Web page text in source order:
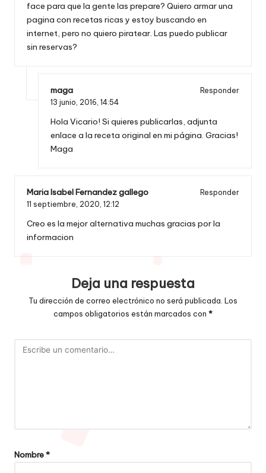
face para que la gente las prepare? Quiero armar una
pagina con recetas ricas y estoy buscando en
internet, pero no quiero piratear. Las puedo publicar
sin reservas?
maga
Responder
13 junio, 2016, 14:54
Hola Vicario! Si quieres publicarlas, adjunta
enlace a la receta original en mi página. Gracias!
Maga
Maria Isabel Fernandez gallego
Responder
11 septiembre, 2020, 12:12
Creo es la mejor alternativa muchas gracias por la
informacion
Deja una respuesta
Tu dirección de correo electrónico no será publicada. Los
campos obligatorios están marcados con *
Nombre*